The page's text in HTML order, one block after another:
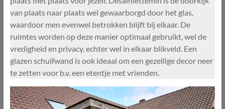
van plaats naar plaats wel gewaarborgd door het glas,
waardoor men evenwel betrokken blijft bij elkaar. De
ruimtes worden op deze manier optimaal gebruikt, wel de
vredigheid en privacy, echter wel in elkaar blikveld. Een
glazen schuifwand is ook ideaal om een gezellige decor neer
te zetten voor b.v. een etentje met vrienden.